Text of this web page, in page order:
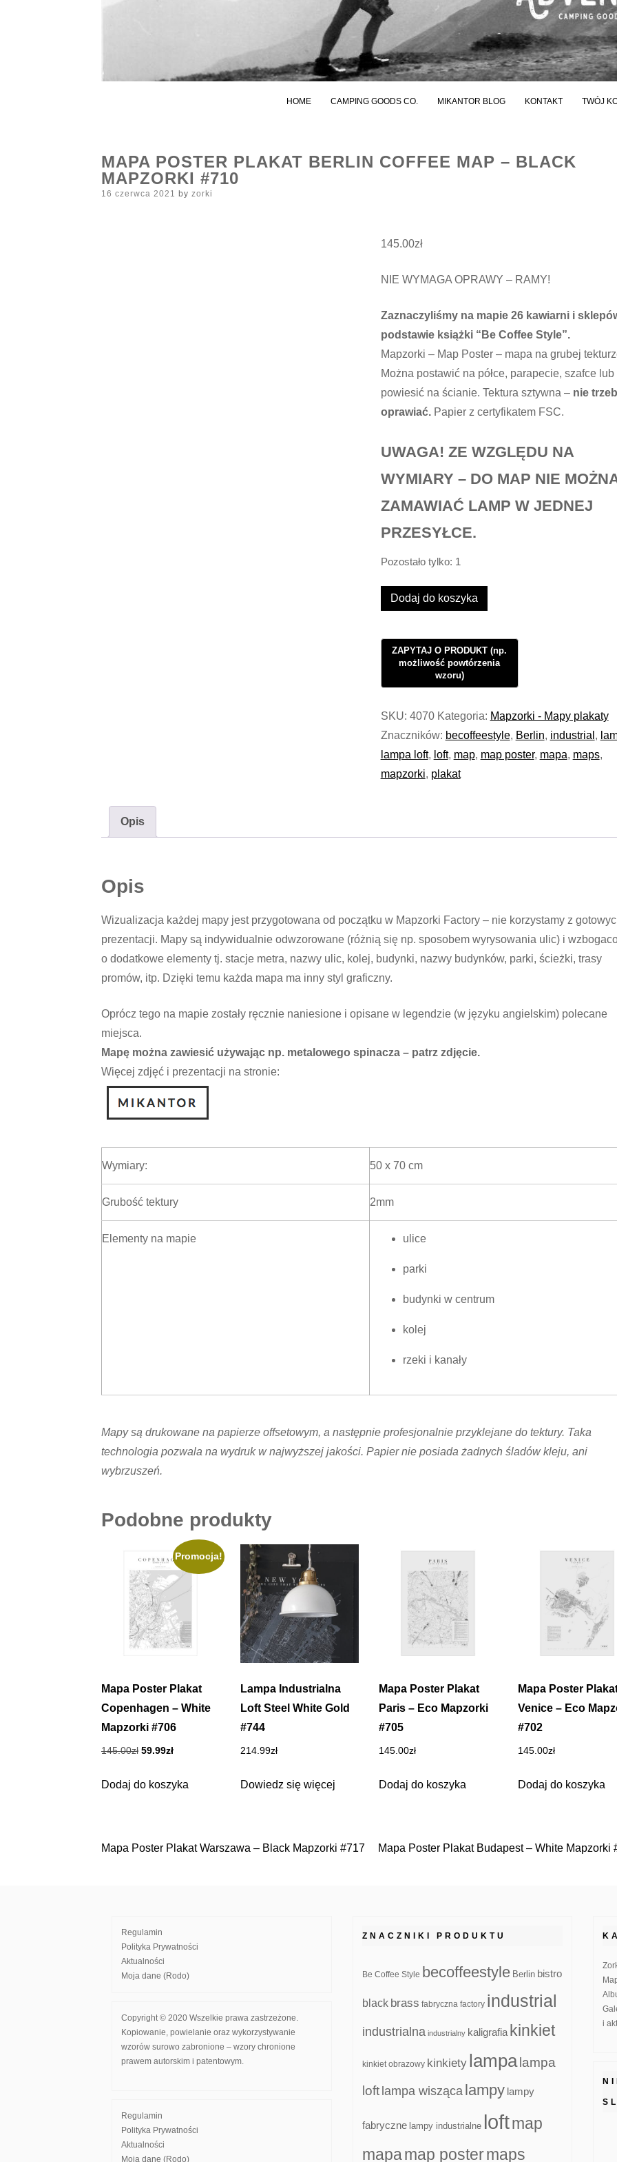
HOME CAMPING GOODS CO. MIKANTOR BLOG KONTAKT TWÓJ
MAPA POSTER PLAKAT BERLIN COFFEE MAP – BLACK
MAPZORKI #710
Posted
16 czerwca 2021 by zorki
145.00zł
NIE WYMAGA OPRAWY – RAMY!
Zaznaczyliśmy na mapie 26 kawiarni i
podstawie książki “Be Coffee Style”.
Mapzorki – Map Poster – mapa na grubej
Można postawić na półce, parapecie, szafce lub
powiesić na ścianie. Tektura sztywna – nie
oprawiać.Papier z certyfikatem FSC.
UWAGA! ZE WZGLĘDU NA
WYMIARY – DO MAP NIE
ZAMAWIAĆ LAMP W JEDNEJ
PRZESYŁCE.
Pozostało tylko: 1
ilość
Mapa
Plakat
Coffee
Map
-
Black
Mapzorki
Dodaj do koszyka
SKU: 4070 Kategoria: Mapzorki - Mapy plakaty
Znaczników: becoffeestyle, Berlin, industrial ,
lampa loft, loft, map, map poster, mapa, maps,
mapzorki, plakat
Opis
Opis
Wizualizacja każdej mapy jest przygotowana od początku w Mapzorki Factory – nie korzystamy z
prezentacji. Mapy są indywidualnie odwzorowane (różnią się np. sposobem wyrysowania ulic) i
o dodatkowe elementy tj. stacje metra, nazwy ulic, kolej, budynki, nazwy budynków, parki, ścieżki, trasy
promów, itp. Dzięki temu każda mapa ma inny styl graficzny.
Oprócz tego na mapie zostały ręcznie naniesione i opisane w legendzie (w języku angielskim) polecane
miejsca.
Mapę można zawiesić używając np. metalowego spinacza – patrz zdjęcie.
Więcej zdjęć i prezentacji na stronie:
Wymiary: 50 x 70 cm
Grubość tektury 2mm
Elementy na mapie ulice
parki
budynki w centrum
kolej
rzeki i kanały
Mapy są drukowane na papierze offsetowym, a następnie profesjonalnie przyklejane do tektury. Taka
technologia pozwala na wydruk w najwyższej jakości. Papier nie posiada żadnych śladów kleju, ani
wybrzuszeń.
Podobne produkty
Promocja!
Mapa Poster Plakat
Copenhagen – White
Mapzorki #706
145.00zł Pierwotna
wynosiła:
59.99złAktualna
wynosi:
Dodaj do koszyka
Lampa Industrialna
Loft Steel White Gold
#744
214.99zł
Dowiedz się więcej
Mapa Poster Plakat
Paris – Eco Mapzorki
#705
145.00zł
Dodaj do koszyka
Mapa Poster
Venice – Eco
#702
145.00zł
Dodaj do koszyka
Nawigacja
Mapa Poster Plakat Warszawa – Black Mapzorki #717 Mapa Poster Plakat Budapest – White Mapzorki
Regulamin
Polityka Prywatności
Aktualności
Moja dane (Rodo)
Copyright © 2020 Wszelkie prawa zastrzeżone.
Kopiowanie, powielanie oraz wykorzystywanie
wzorów surowo zabronione – wzory chronione
prawem autorskim i patentowym.
Regulamin
Polityka Prywatności
Aktualności
Moja dane (Rodo)
ZNACZNIKI PRODUKTU
Be Coffee Style becoffeestyle Berlin bistro
black brass fabryczna factory industrial
industrialna industrialny kaligrafia kinkiet
kinkiet obrazowy kinkiety lampa lampa
loft lampa wisząca lampy lampy
fabryczne lampy industrialne loftmap
mapamap postermaps
i